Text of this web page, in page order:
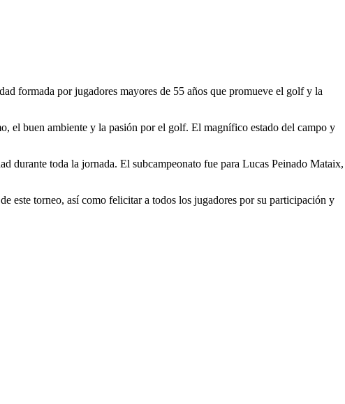
formada por jugadores mayores de 55 años que promueve el golf y la
el buen ambiente y la pasión por el golf. El magnífico estado del campo y
durante toda la jornada. El subcampeonato fue para Lucas Peinado Mataix,
este torneo, así como felicitar a todos los jugadores por su participación y